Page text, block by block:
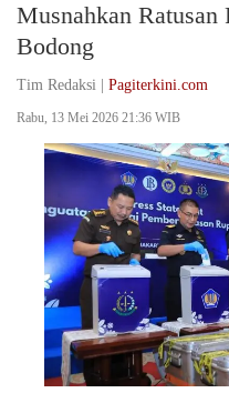
Musnahkan
Bodong
Tim Redaksi | Pagiterkini.com
Rabu, 13 Mei 2026 21:36 WIB